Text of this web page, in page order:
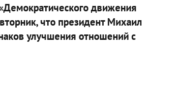
движения
что президент Михаил
улучшения отношений с